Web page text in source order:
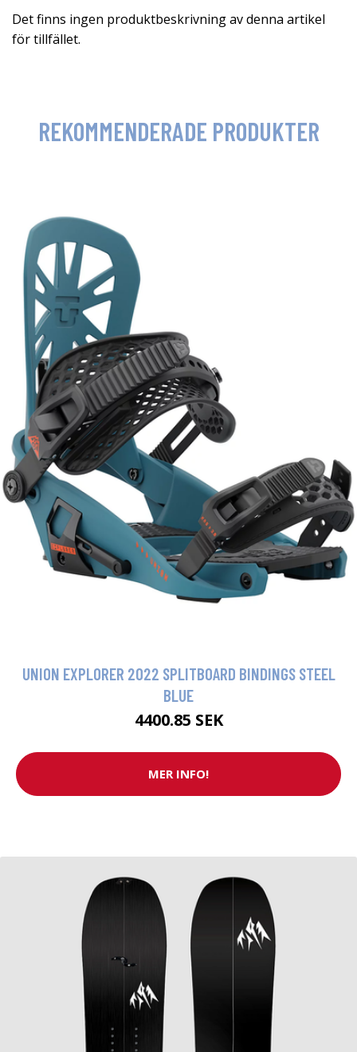
Det finns ingen produktbeskrivning av denna artikel
för tillfället.
REKOMMENDERADE PRODUKTER
UNION EXPLORER 2022 SPLITBOARD BINDINGS STEEL
BLUE
4400.85 SEK
MER INFO!